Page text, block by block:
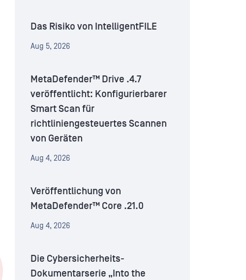
Das Risiko von IntelligentFILE
Aug 5, 2026
MetaDefender™ Drive .4.7
veröffentlicht: Konfigurierbarer
Smart Scan für
richtliniengesteuertes Scannen
von Geräten
Aug 4, 2026
Veröffentlichung von
MetaDefender™ Core .21.0
Aug 4, 2026
Die Cybersicherheits-
Dokumentarserie „Into the